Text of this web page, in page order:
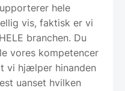
hele
vis, faktisk er vi
branchen. Du
vores kompetencer
vi hjælper hinanden
uanset hvilken